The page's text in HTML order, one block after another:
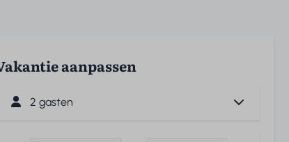
aanpassen
2 gasten